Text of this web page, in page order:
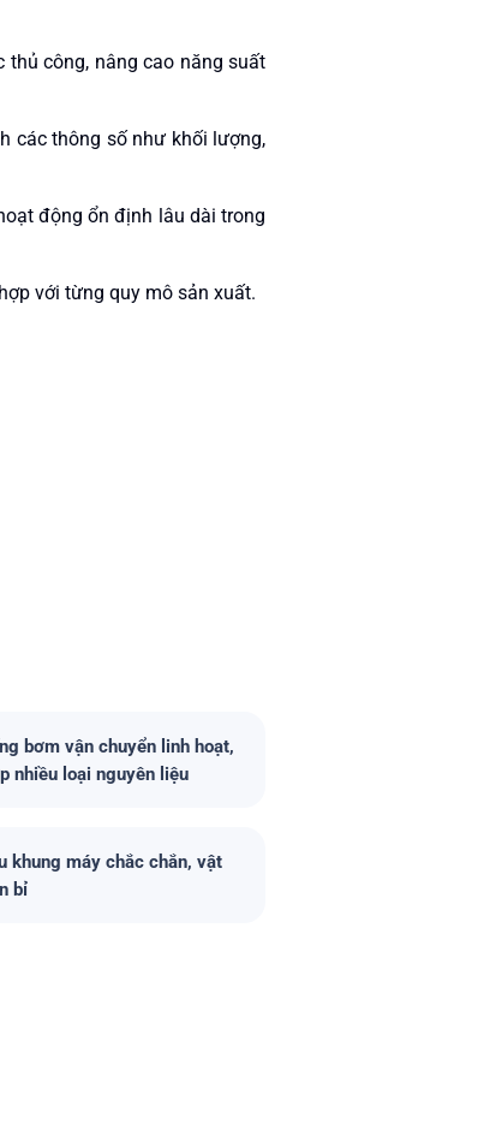
công, nâng cao năng suất
các thông số như khối lượng,
động ổn định lâu dài trong
với từng quy mô sản xuất.
bơm vận chuyển linh hoạt,
nhiều loại nguyên liệu
khung máy chắc chắn, vật
bỉ